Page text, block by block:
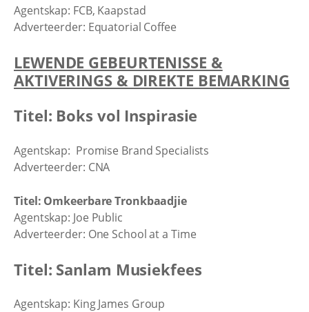
Agentskap: FCB, Kaapstad
Adverteerder: Equatorial Coffee
LEWENDE GEBEURTENISSE &
AKTIVERINGS & DIREKTE BEMARKING
Titel: Boks vol Inspirasie
Agentskap: Promise Brand Specialists
Adverteerder: CNA
Titel: Omkeerbare Tronkbaadjie
Agentskap: Joe Public
Adverteerder: One School at a Time
Titel: Sanlam Musiekfees
Agentskap: King James Group